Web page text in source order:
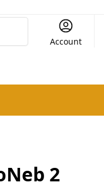
Account
2